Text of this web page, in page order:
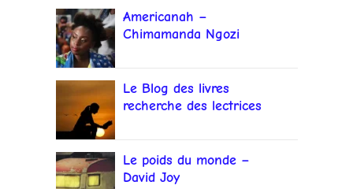
Americanah –
Chimamanda Ngozi
Le Blog des livres
recherche des lectrices
Le poids du monde –
David Joy